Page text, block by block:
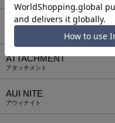
ANGENEHM
ATTACHMENT
アタッチメント
AUI NITE
アウィナイト